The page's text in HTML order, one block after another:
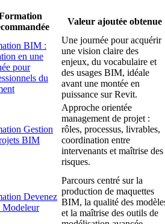
Valeur ajoutée obtenue
BIM :
en une
pour
du
Une journée pour acquérir
une vision claire des
enjeux, du vocabulaire et
des usages BIM, idéale
avant une montée en
puissance sur Revit.
Gestion
BIM
Approche orientée
management de projet :
rôles, processus, livrables,
coordination entre
intervenants et maîtrise des
risques.
Devenez
Parcours centré sur la
production de maquettes
BIM, la qualité des
et la maîtrise des outils de